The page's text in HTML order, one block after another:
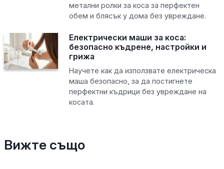
метални ролки за коса за перфектен
обем и блясък у дома без увреждане.
Електрически маши за коса:
безопасно къдрене, настройки и
грижа
Научете как да използвате електрическа
маша безопасно, за да постигнете
перфектни къдрици без увреждане на
косата.
Вижте също